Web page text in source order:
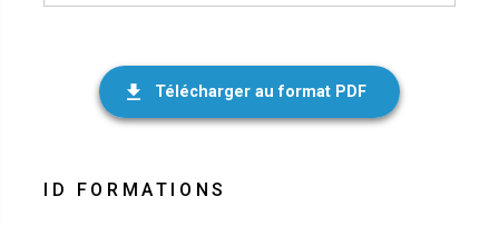
Télécharger au format PDF